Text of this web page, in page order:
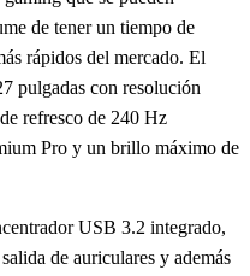
de tener un tiempo de
rápidos del mercado. El
pulgadas con resolución
refresco de 240 Hz
Pro y un brillo máximo de
USB 3.2 integrado,
de auriculares y además